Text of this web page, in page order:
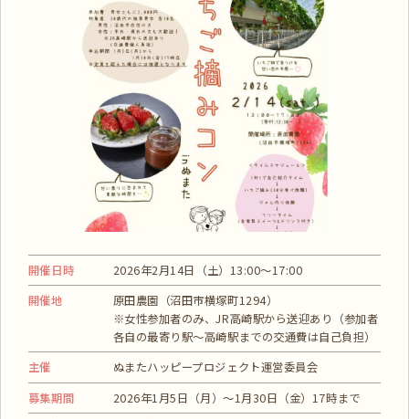
開催日時
2026年2月14日（土）13:00〜17:00
開催地
原田農園（沼田市横塚町1294）
※女性参加者のみ、JR高崎駅から送迎あり（参加者
各自の最寄り駅～高崎駅までの交通費は自己負担）
主催
ぬまたハッピープロジェクト運営委員会
募集期間
2026年1月5日（月）～1月30日（金）17時まで